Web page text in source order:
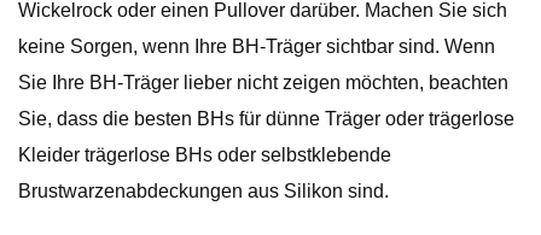
Wickelrock oder einen Pullover darüber. Machen Sie sich
keine Sorgen, wenn Ihre BH-Träger sichtbar sind. Wenn
Sie Ihre BH-Träger lieber nicht zeigen möchten, beachten
Sie, dass die besten BHs für dünne Träger oder trägerlose
Kleider trägerlose BHs oder selbstklebende
Brustwarzenabdeckungen aus Silikon sind.